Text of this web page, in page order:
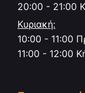
20:00 - 21:00
Κυριακή:
10:00 - 11:00
11:00 - 12:00